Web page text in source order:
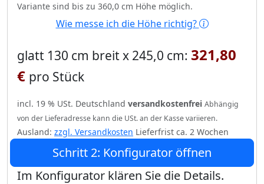
Variante sind bis zu 360,0 cm Höhe möglich.
Wie messe ich die Höhe richtig?
glatt 130 cm breit x 245,0 cm: 321,80
€ pro Stück
incl. 19 % USt. Deutschland versandkostenfrei Abhängig
von der Lieferadresse kann die USt. an der Kasse variieren.
Ausland: zzgl. Versandkosten Lieferfrist ca. 2 Wochen
Schritt 2: Konfigurator öffnen
Im Konfigurator klären Sie die Details.